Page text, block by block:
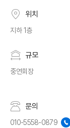
위치
지하 1층
규모
중연회장
문의
010-5558-0879